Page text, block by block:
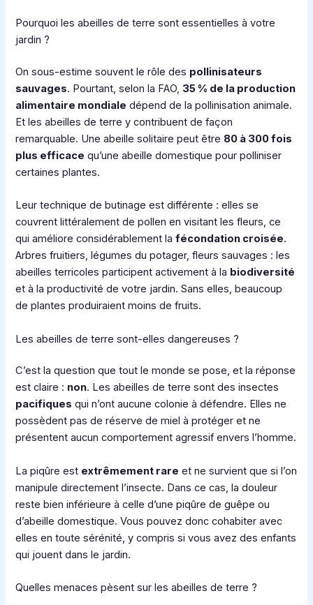
Pourquoi les abeilles de terre sont essentielles à votre
jardin ?
On sous-estime souvent le rôle des pollinisateurs
sauvages. Pourtant, selon la FAO, 35 % de la production
alimentaire mondiale dépend de la pollinisation animale.
Et les abeilles de terre y contribuent de façon
remarquable. Une abeille solitaire peut être 80 à 300 fois
plus efficace qu’une abeille domestique pour polliniser
certaines plantes.
Leur technique de butinage est différente : elles se
couvrent littéralement de pollen en visitant les fleurs, ce
qui améliore considérablement lafécondation croisée.
Arbres fruitiers, légumes du potager, fleurs sauvages : les
abeilles terricoles participent activement à la biodiversité
et à la productivité de votre jardin. Sans elles, beaucoup
de plantes produiraient moins de fruits.
Les abeilles de terre sont-elles dangereuses ?
C’est la question que tout le monde se pose, et la réponse
est claire : non. Les abeilles de terre sont des insectes
pacifiques qui n’ont aucune colonie à défendre. Elles ne
possèdent pas de réserve de miel à protéger et ne
présentent aucun comportement agressif envers l’homme.
La piqûre est extrêmement rare et ne survient que si l’on
manipule directement l’insecte. Dans ce cas, la douleur
reste bien inférieure à celle d’une piqûre de guêpe ou
d’abeille domestique. Vous pouvez donc cohabiter avec
elles en toute sérénité, y compris si vous avez des enfants
qui jouent dans le jardin.
Quelles menaces pèsent sur les abeilles de terre ?